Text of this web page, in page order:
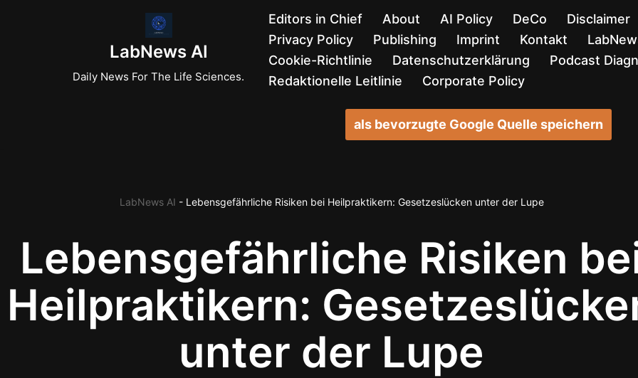
LabNews AI
Daily News For The Life Sciences.
Editors in Chief About AI Policy DeCo Disclaimer
Privacy Policy
Publishing Imprint Kontakt
Cookie-Richtlinie
Datenschutzerklärung
Podcast
Redaktionelle Leitlinie
Corporate Policy
als bevorzugte Google Quelle speichern
LabNews AI - Lebensgefährliche Risiken bei Heilpraktikern: Gesetzeslücken unter der Lupe
Lebensgefährliche Risiken
Heilpraktikern:
unter der Lupe